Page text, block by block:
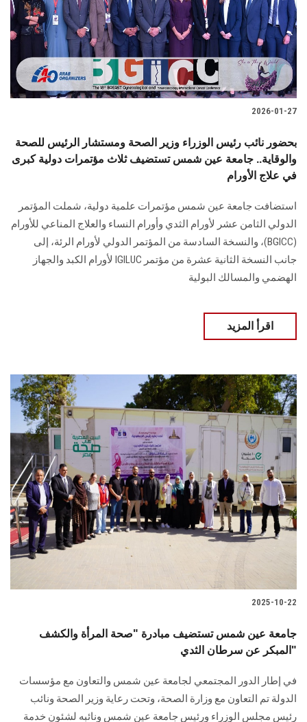
2026-01-27
بحضور نائب رئيس الوزراء وزير الصحة ومستشار الرئيس للصحة
والوقاية.. جامعة عين شمس تستضيف ثلاث مؤتمرات دولية كبرى
في علاج الأورام
استضافت جامعة عين شمس مؤتمرات علمية دولية، شملت المؤتمر
الدولي الثامن عشر لأورام الثدي وأورام النساء والعلاج المناعي للأورام
(BGICC)، والنسخة السادسة من المؤتمر الدولي لأورام الرئة، إلى
جانب النسخة الثانية عشرة من مؤتمر IGILUC لأورام الكبد والجهاز
الهضمي والمسالك البولية
اقرأ المزيد
2025-10-22
جامعة عين شمس تستضيف مبادرة "صحة المرأة والكشف
المبكر عن سرطان الثدي"
في إطار الدور المجتمعي لجامعة عين شمس والتعاون مع مؤسسات
الدولة تم التعاون مع وزارة الصحة، وتحت رعاية وزير الصحة ونائب
رئيس مجلس الوزراء ورئيس جامعة عين شمس ونائبه لشئون خدمة